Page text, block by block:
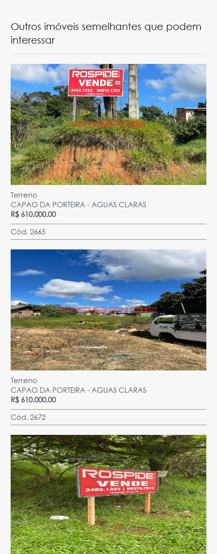
Outros imóveis semelhantes que podem
interessar
Terreno
CAPAO DA PORTEIRA - AGUAS CLARAS
R$ 610.000,00
Cód. 2665
Terreno
CAPAO DA PORTEIRA - AGUAS CLARAS
R$ 610.000,00
Cód. 2672